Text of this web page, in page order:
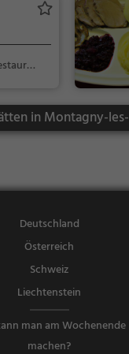
in Montagny-
Deutschland
Österreich
Schweiz
Liechtenstein
man am Wochenende
machen?